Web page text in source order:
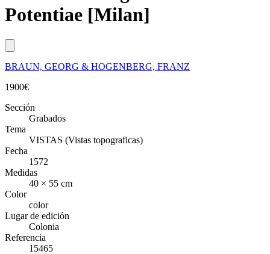
Potentiae [Milan]
BRAUN, GEORG & HOGENBERG, FRANZ
1900€
Sección
Grabados
Tema
VISTAS (Vistas topograficas)
Fecha
1572
Medidas
40 × 55 cm
Color
color
Lugar de edición
Colonia
Referencia
15465